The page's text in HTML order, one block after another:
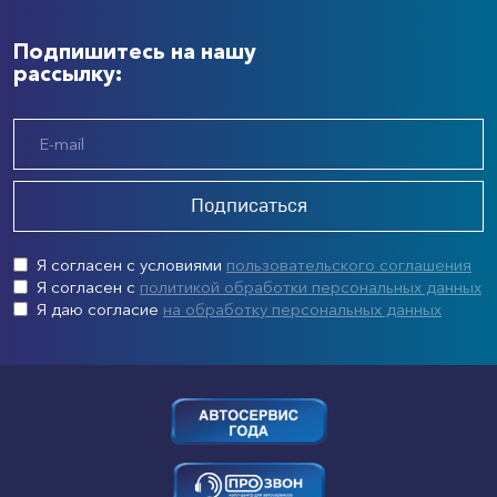
Подпишитесь на нашу
рассылку:
Подписаться
Я согласен с условиями пользовательского соглашения
Я согласен с политикой обработки персональных данных
Я даю согласие на обработку персональных данных